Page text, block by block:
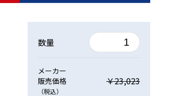
数量
メーカー
販売価格
（税込）
￥23,023